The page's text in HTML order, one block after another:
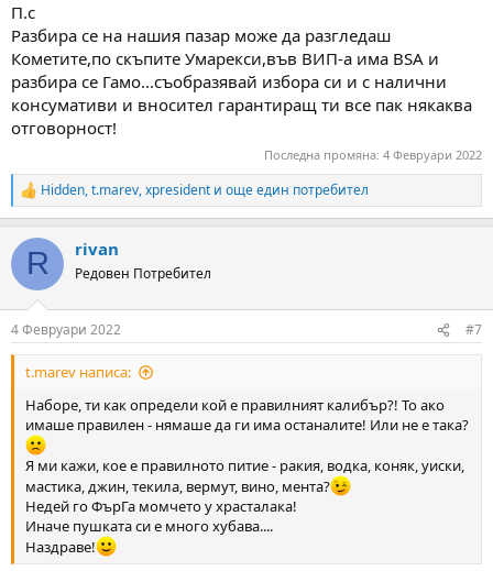
П.с
Разбира се на нашия пазар може да разгледаш
Кометите,по скъпите Умарекси,във ВИП-а има BSA и
разбира се Гамо...съобразявай избора си и с налични
консумативи и вносител гарантиращ ти все пак някаква
отговорност!
Последна промяна: 4 Февруари 2022
R
e
c
i
s
:
Hidden,t.marev,xpresident и още един потребител
R rivan
Редовен Потребител
4 Февруари 2022 #7
t.marev написа:
Наборе, ти как определи кой е правилният калибър?! То ако
имаше правилен - нямаше да ги има останалите! Или не е така?
Я ми кажи, кое е правилното питие - ракия, водка, коняк, уиски,
мастика, джин, текила, вермут, вино, мента?
Недей го ФърГа момчето у храсталака!
Иначе пушката си е много хубава....
Наздраве!